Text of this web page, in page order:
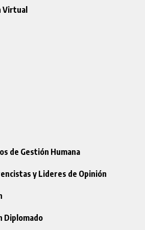
Virtual
de Gestión Humana
y Lideres de Opinión
Diplomado